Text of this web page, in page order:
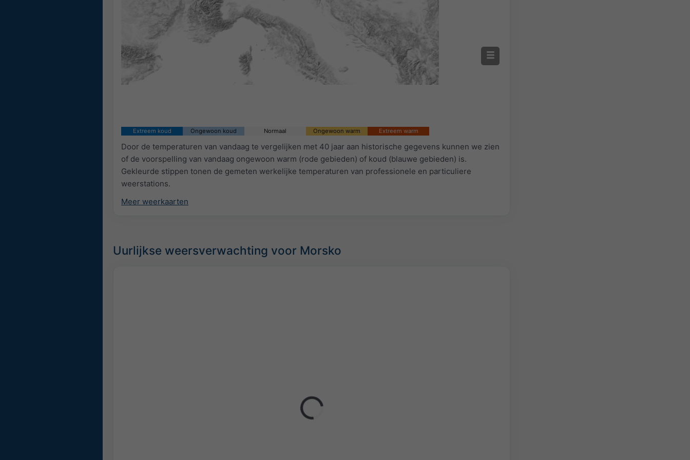
Extreem koud Ongewoon koud Normaal Ongewoon warm Extreem warm
Door de temperaturen van vandaag te vergelijken met 40 jaar aan historische gegevens kunnen we zien
of de voorspelling van vandaag ongewoon warm (rode gebieden) of koud (blauwe gebieden) is.
Gekleurde stippen tonen de gemeten werkelijke temperaturen van professionele en particuliere
weerstations.
Meer weerkaarten
Uurlijkse weersverwachting voor Morsko